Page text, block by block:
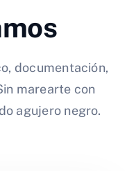
documentación,
marearte con
agujero negro.